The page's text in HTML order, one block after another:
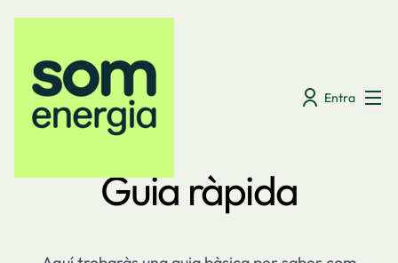
Entra
Guia ràpida